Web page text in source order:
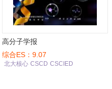
高分子学报
综合ES：9.07
北大核心 CSCD CSCIED